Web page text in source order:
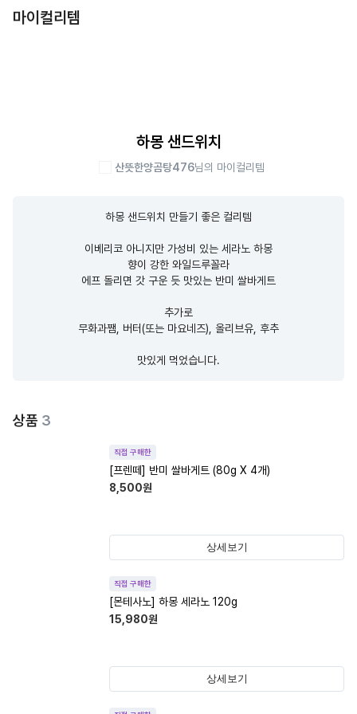
마이컬리템
하몽 샌드위치
산뜻한양곰탕476님의 마이컬리템
하몽 샌드위치 만들기 좋은 컬리템
이베리코 아니지만 가성비 있는 세라노 하몽
향이 강한 와일드루꼴라
에프 돌리면 갓 구운 듯 맛있는 반미 쌀바게트
추가로
무화과쨈, 버터(또는 마요네즈), 올리브유, 후추
맛있게 먹었습니다.
상품 3
직접 구매한
[프렌떼] 반미 쌀바게트 (80g X 4개)
8,500원
상세보기
직접 구매한
[몬테사노] 하몽 세라노 120g
15,980원
상세보기